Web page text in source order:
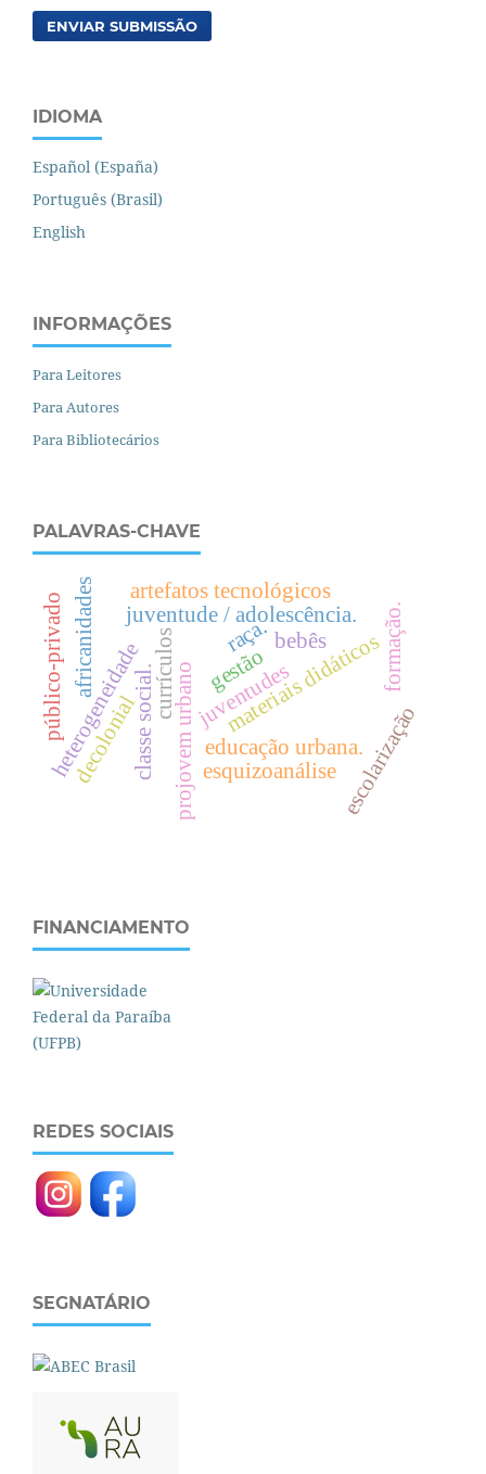
ENVIAR SUBMISSÃO
IDIOMA
Español (España)
Português (Brasil)
English
INFORMAÇÕES
Para Leitores
Para Autores
Para Bibliotecários
PALAVRAS-CHAVE
currículosprojovem urbano
juventude / adolescência.
educação urbana.
c
l
a
s
s
e
s
o
c
i
a
l
.
raça.
gestão
juventudes
escolarização
heterogeneidade materiais didáticos
público-privado
artefatos tecnológicos
esquizoanálise
formação.
decolonial
bebês
africanidades
FINANCIAMENTO
REDES SOCIAIS
SEGNATÁRIO